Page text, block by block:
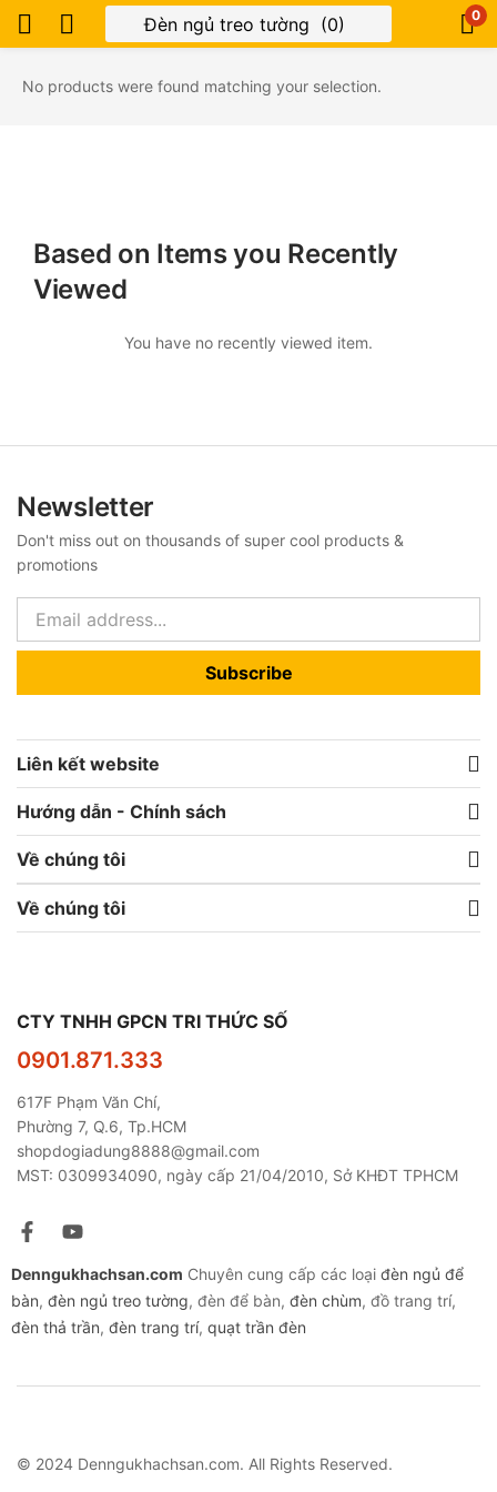
0
No products were found matching your selection.
Based on Items you Recently
Viewed
You have no recently viewed item.
Newsletter
Don't miss out on thousands of super cool products &
promotions
Subscribe
Liên kết website
Hướng dẫn - Chính sách
Về chúng tôi
Về chúng tôi
CTY TNHH GPCN TRI THỨC SỐ
0901.871.333
617F Phạm Văn Chí,
Phường 7, Q.6, Tp.HCM
shopdogiadung8888@gmail.com
MST: 0309934090, ngày cấp 21/04/2010, Sở KHĐT TPHCM
Denngukhachsan.com Chuyên cung cấp các loại đèn ngủ để
bàn, đèn ngủ treo tường, đèn để bàn, đèn chùm, đồ trang trí,
đèn thả trần, đèn trang trí, quạt trần đèn
© 2024 Denngukhachsan.com. All Rights Reserved.